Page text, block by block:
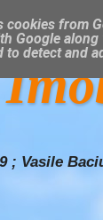
; Vasile
cookies from
Google
to detect and